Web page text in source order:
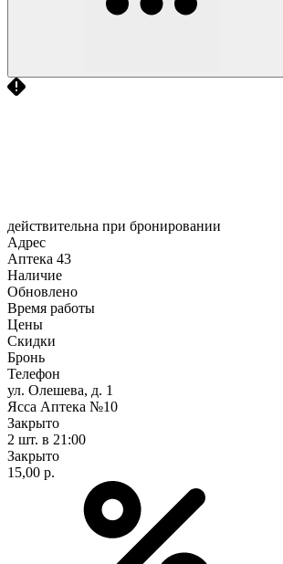
действительна при бронировании
Адрес
Аптека 43
Наличие
Обновлено
Время работы
Цены
Скидки
Бронь
Телефон
ул. Олешева, д. 1
Ясса Аптека №10
Закрыто
2 шт. в 21:00
Закрыто
15,00 р.